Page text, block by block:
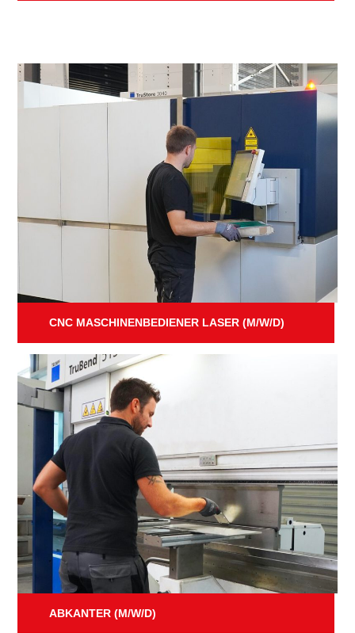
CNC MASCHINENBEDIENER LASER (M/W/D)
ABKANTER (M/W/D)